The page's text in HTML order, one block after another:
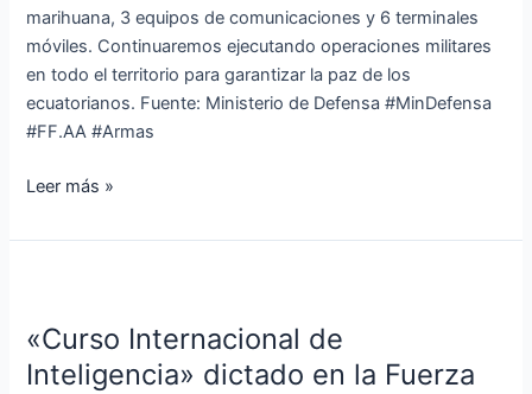
marihuana, 3 equipos de comunicaciones y 6 terminales
móviles. Continuaremos ejecutando operaciones militares
en todo el territorio para garantizar la paz de los
ecuatorianos. Fuente: Ministerio de Defensa #MinDefensa
#FF.AA #Armas
Leer más »
«Curso Internacional de
Inteligencia» dictado en la Fuerza
de
Inteligencia»